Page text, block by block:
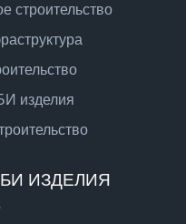
строительство
изделия
ИЗДЕЛИЯ